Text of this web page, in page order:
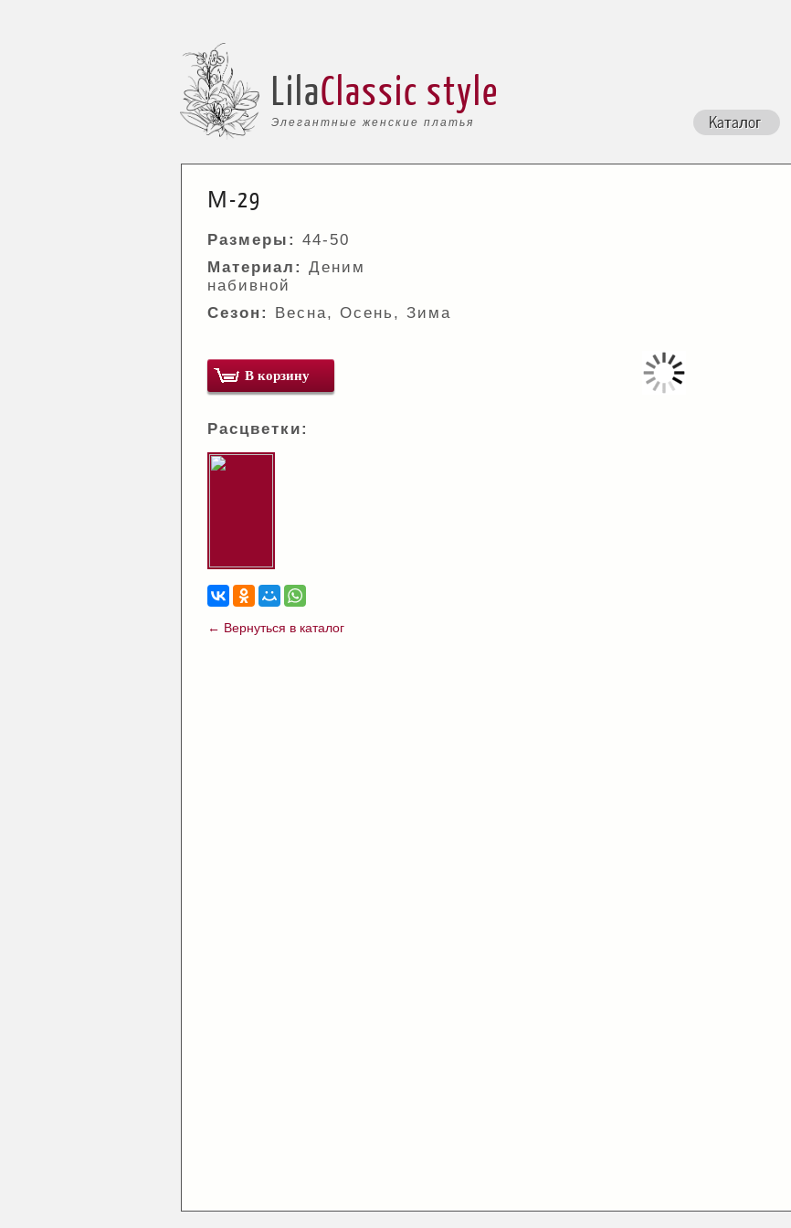
Элегантные женские платья
LilaClassic style
Каталог
М-29
Размеры: 44-50
Материал: Деним
набивной
Сезон:
Весна, Осень, Зима
В корзину
Расцветки:
← Вернуться в каталог